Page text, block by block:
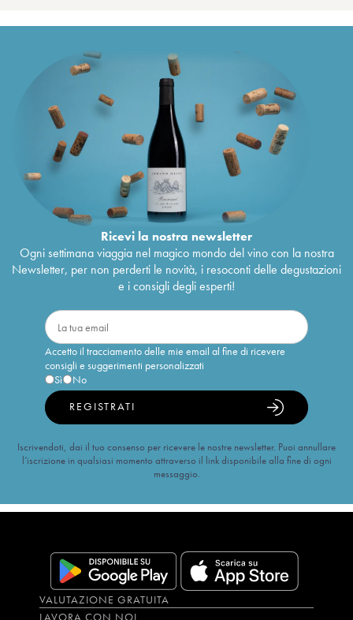
Ricevi la nostra newsletter
Ogni settimana viaggia nel magico mondo del vino con la nostra
Newsletter, per non perderti le novità, i resoconti delle degustazioni
e i consigli degli esperti!
Accetto il tracciamento delle mie email al fine di ricevere
consigli e suggerimenti personalizzati
Sì
No
REGISTRATI
Iscrivendoti, dai il tuo consenso per ricevere le nostre newsletter. Puoi annullare
l’iscrizione in qualsiasi momento attraverso il link disponibile alla fine di ogni
messaggio.
VALUTAZIONE GRATUITA
LAVORA CON NOI